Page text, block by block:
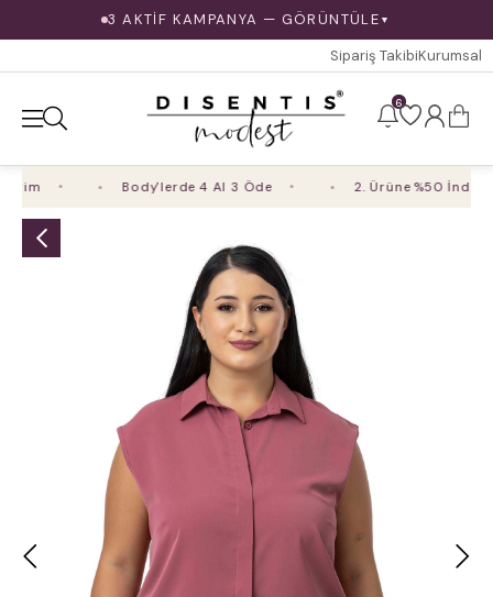
3 AKTİF KAMPANYA — GÖRÜNTÜLE ▼
Sipariş TakibiKurumsal
6
Body'lerde 4 Al 3 Öde 2. Ürüne %50 İndirim